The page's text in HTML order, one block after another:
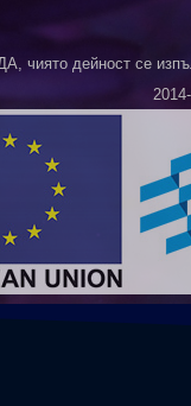
чиято дейност се